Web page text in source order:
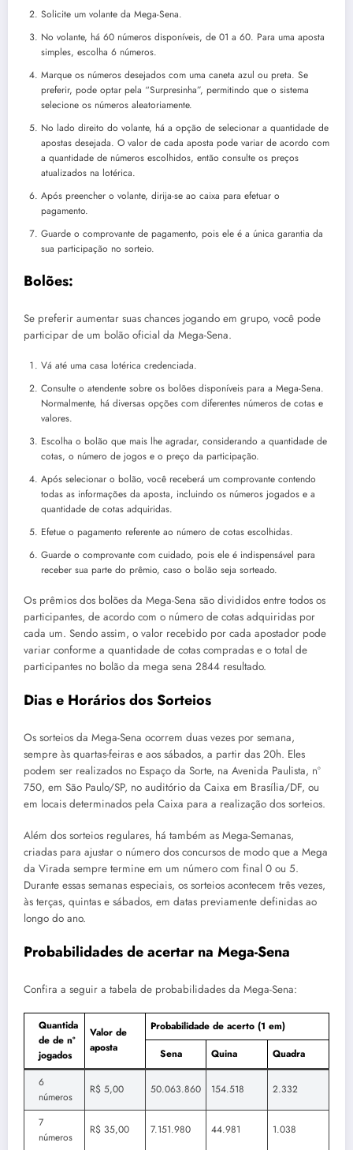
Solicite um volante da Mega-Sena.
No volante, há 60 números disponíveis, de 01 a 60. Para uma aposta
simples, escolha 6 números.
Marque os números desejados com uma caneta azul ou preta. Se
preferir, pode optar pela “Surpresinha”, permitindo que o sistema
selecione os números aleatoriamente.
No lado direito do volante, há a opção de selecionar a quantidade de
apostas desejada. O valor de cada aposta pode variar de acordo com
a quantidade de números escolhidos, então consulte os preços
atualizados na lotérica.
Após preencher o volante, dirija-se ao caixa para efetuar o
pagamento.
Guarde o comprovante de pagamento, pois ele é a única garantia da
sua participação no sorteio.
Bolões:
Se preferir aumentar suas chances jogando em grupo, você pode
participar de um bolão oficial da Mega-Sena.
Vá até uma casa lotérica credenciada.
Consulte o atendente sobre os bolões disponíveis para a Mega-Sena.
Normalmente, há diversas opções com diferentes números de cotas e
valores.
Escolha o bolão que mais lhe agradar, considerando a quantidade de
cotas, o número de jogos e o preço da participação.
Após selecionar o bolão, você receberá um comprovante contendo
todas as informações da aposta, incluindo os números jogados e a
quantidade de cotas adquiridas.
Efetue o pagamento referente ao número de cotas escolhidas.
Guarde o comprovante com cuidado, pois ele é indispensável para
receber sua parte do prêmio, caso o bolão seja sorteado.
Os prêmios dos bolões da Mega-Sena são divididos entre todos os
participantes, de acordo com o número de cotas adquiridas por
cada um. Sendo assim, o valor recebido por cada apostador pode
variar conforme a quantidade de cotas compradas e o total de
participantes no bolão da mega sena 2844 resultado.
Dias e Horários dos Sorteios
Os sorteios da Mega-Sena ocorrem duas vezes por semana,
sempre às quartas-feiras e aos sábados, a partir das 20h. Eles
podem ser realizados no Espaço da Sorte, na Avenida Paulista, nº
750, em São Paulo/SP, no auditório da Caixa em Brasília/DF, ou
em locais determinados pela Caixa para a realização dos sorteios.
Além dos sorteios regulares, há também as Mega-Semanas,
criadas para ajustar o número dos concursos de modo que a Mega
da Virada sempre termine em um número com final 0 ou 5.
Durante essas semanas especiais, os sorteios acontecem três vezes,
às terças, quintas e sábados, em datas previamente definidas ao
longo do ano.
Probabilidades de acertar na Mega-Sena
Confira a seguir a tabela de probabilidades da Mega-Sena:
Quantida
de de nº
jogados
Valor de
aposta
Probabilidade de acerto (1 em)
Sena
Quina
Quadra
6
números
R$ 5,00 50.063.860 154.518 2.332
7
números
R$ 35,00 7.151.980 44.981 1.038